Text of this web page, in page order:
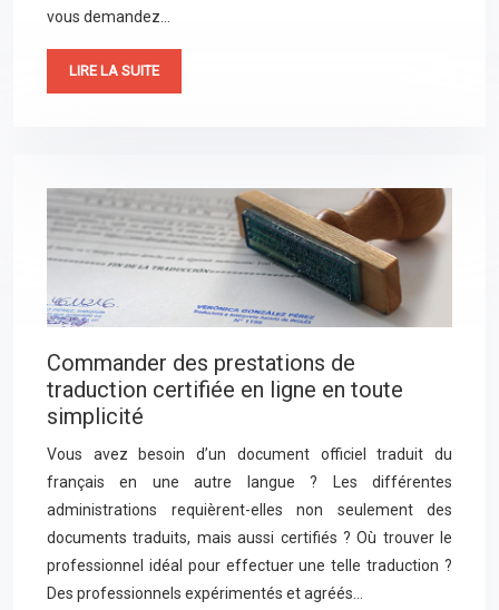
vous demandez…
LIRE LA SUITE
Commander des prestations de
traduction certifiée en ligne en toute
simplicité
Vous avez besoin d’un document officiel traduit du
français en une autre langue ? Les différentes
administrations requièrent-elles non seulement des
documents traduits, mais aussi certifiés ? Où trouver le
professionnel idéal pour effectuer une telle traduction ?
Des professionnels expérimentés et agréés…